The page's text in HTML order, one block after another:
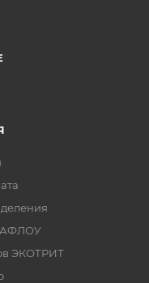
ЭКОТРИТ